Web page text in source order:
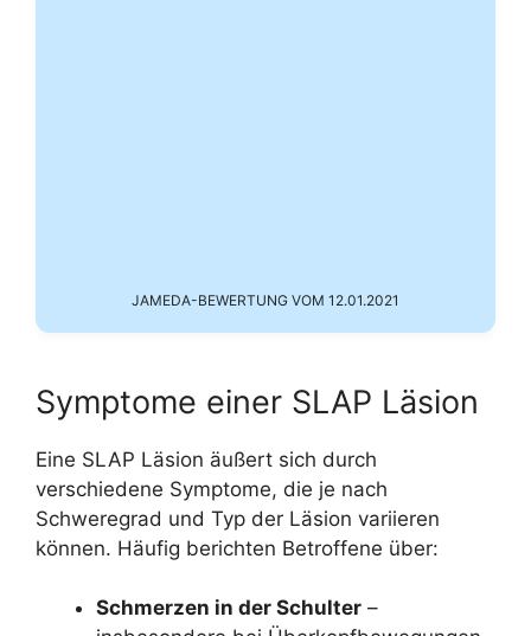
JAMEDA-BEWERTUNG VOM 12.01.2021
Symptome einer SLAP Läsion
Eine SLAP Läsion äußert sich durch
verschiedene Symptome, die je nach
Schweregrad und Typ der Läsion variieren
können. Häufig berichten Betroffene über:
Schmerzen in der Schulter –